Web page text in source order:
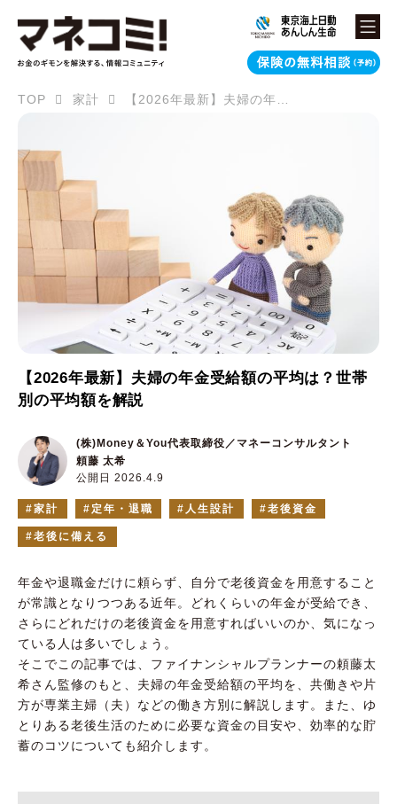
TOP 家計 【2026年最新】夫婦の年金受給額の平均は？世帯別の平均額を解説
【2026年最新】夫婦の年金受給額の平均は？世帯
別の平均額を解説
公開日 2026.4.9
(株)Money＆You代表取締役／マネーコンサルタント
頼藤 太希
家計 定年・退職 人生設計 老後資金
老後に備える
年金や退職金だけに頼らず、自分で老後資金を用意すること
が常識となりつつある近年。どれくらいの年金が受給でき、
さらにどれだけの老後資金を用意すればいいのか、気になっ
ている人は多いでしょう。
そこでこの記事では、ファイナンシャルプランナーの頼藤太
希さん監修のもと、夫婦の年金受給額の平均を、共働きや片
方が専業主婦（夫）などの働き方別に解説します。また、ゆ
とりある老後生活のために必要な資金の目安や、効率的な貯
蓄のコツについても紹介します。